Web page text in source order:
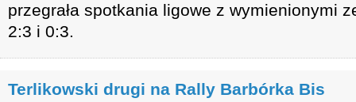
przegrała spotkania ligowe z wymienionymi
2:3 i 0:3.
Terlikowski drugi na Rally Barbórka Bis